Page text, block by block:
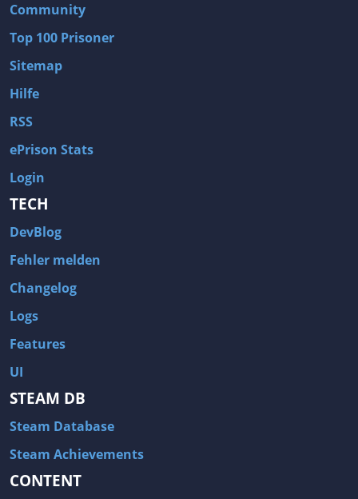
Community
Top 100 Prisoner
Sitemap
Hilfe
RSS
ePrison Stats
Login
TECH
DevBlog
Fehler melden
Changelog
Logs
Features
UI
STEAM DB
Steam Database
Steam Achievements
CONTENT